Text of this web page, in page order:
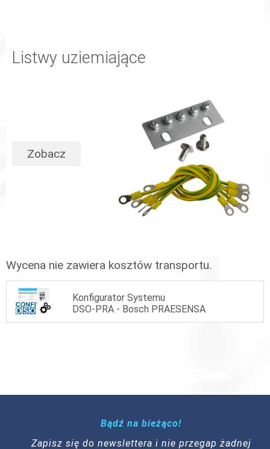
Listwy uziemiające
Zobacz
Wycena nie zawiera kosztów transportu.
Konfigurator Systemu
DSO-PRA - Bosch PRAESENSA
Bądź na bieżąco!
Zapisz się do newslettera i nie przegap żadnej